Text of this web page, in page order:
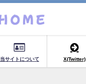
当サイトについて X(Twitter)